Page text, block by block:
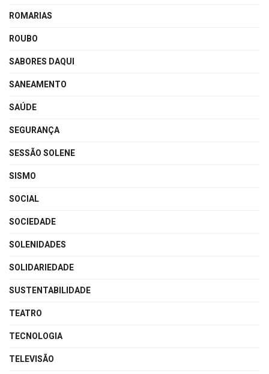
ROMARIAS
ROUBO
SABORES DAQUI
SANEAMENTO
SAÚDE
SEGURANÇA
SESSÃO SOLENE
SISMO
SOCIAL
SOCIEDADE
SOLENIDADES
SOLIDARIEDADE
SUSTENTABILIDADE
TEATRO
TECNOLOGIA
TELEVISÃO